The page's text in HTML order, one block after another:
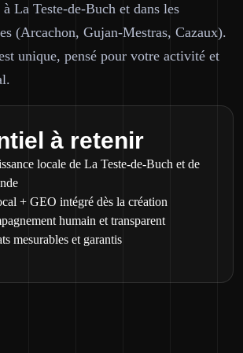
La Teste-de-Buch et dans les
(Arcachon, Gujan-Mestras, Cazaux).
unique, pensé pour votre activité et
à retenir
locale de La Teste-de-Buch et de
+ GEO intégré dès la création
humain et transparent
mesurables et garantis